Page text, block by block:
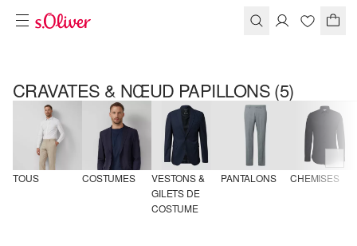
CRAVATES & NŒUD PAPILLONS(5)
TOUS COSTUMES
VESTONS &
GILETS DE
COSTUME
PANTALONS CHEMISES